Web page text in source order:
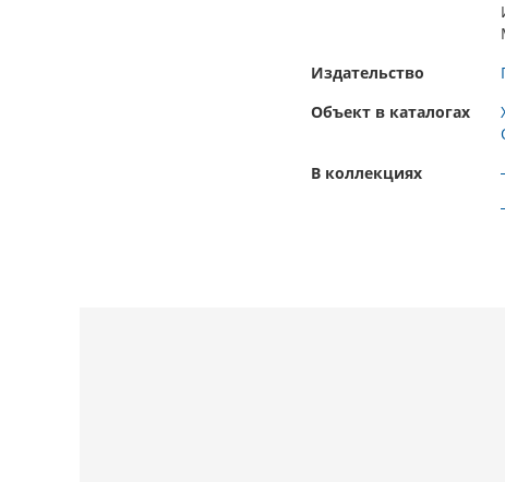
Издательство
Объект в каталогах
В коллекциях